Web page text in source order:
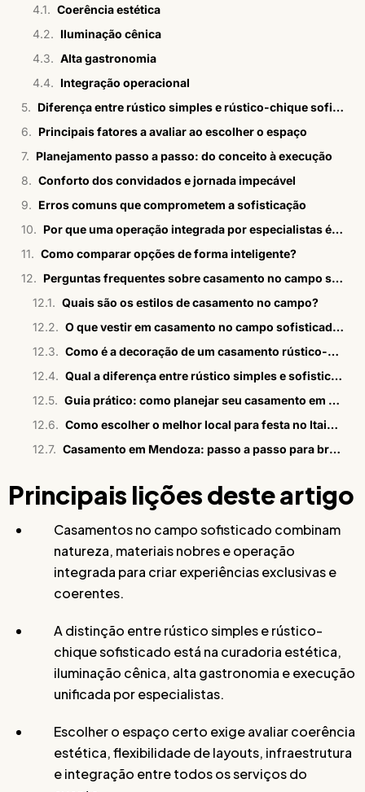
Coerência estética
Iluminação cênica
Alta gastronomia
Integração operacional
Diferença entre rústico simples e rústico-chique sofisticado
Principais fatores a avaliar ao escolher o espaço
Planejamento passo a passo: do conceito à execução
Conforto dos convidados e jornada impecável
Erros comuns que comprometem a sofisticação
Por que uma operação integrada por especialistas é essencial?
Como comparar opções de forma inteligente?
Perguntas frequentes sobre casamento no campo sofisticado
Quais são os estilos de casamento no campo?
O que vestir em casamento no campo sofisticado?
Como é a decoração de um casamento rústico-chique sofisticado?
Qual a diferença entre rústico simples e sofisticado?
Guia prático: como planejar seu casamento em Mendoza?
Como escolher o melhor local para festa no Itaim Bibi
Casamento em Mendoza: passo a passo para brasileiros
Principais lições deste artigo
Casamentos no campo sofisticado combinam
natureza, materiais nobres e operação
integrada para criar experiências exclusivas e
coerentes.
A distinção entre rústico simples e rústico-
chique sofisticado está na curadoria estética,
iluminação cênica, alta gastronomia e execução
unificada por especialistas.
Escolher o espaço certo exige avaliar coerência
estética, flexibilidade de layouts, infraestrutura
e integração entre todos os serviços do